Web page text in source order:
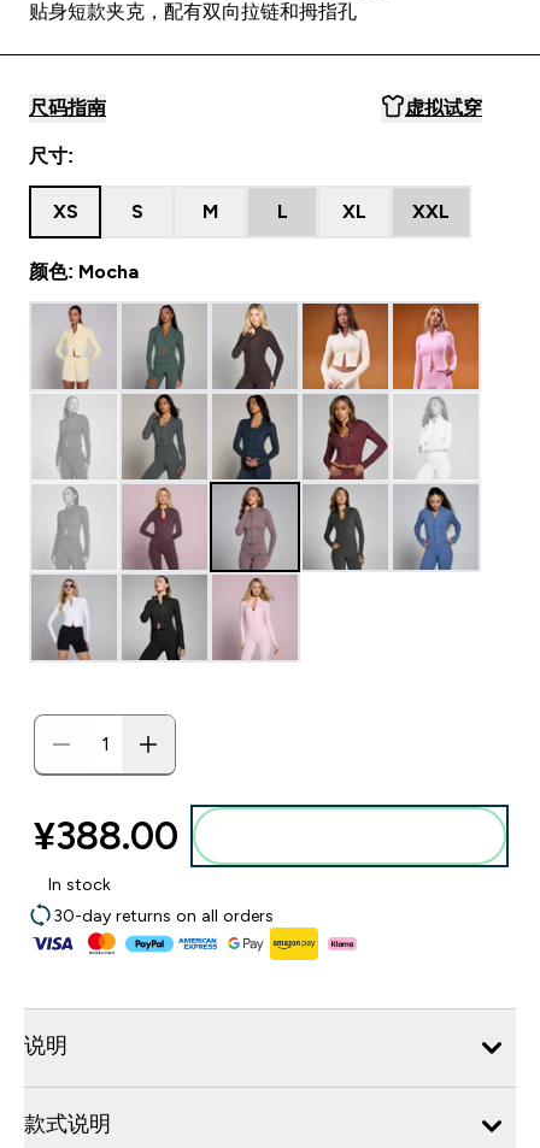
贴身短款夹克，配有双向拉链和拇指孔
尺码指南 虚拟试穿
尺寸:
XS S M L XL XXL
颜色: Mocha
¥388.00‎
In stock
30-day returns on all orders
说明
款式说明